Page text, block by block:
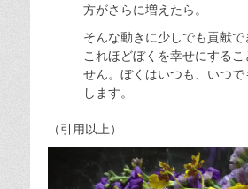
方がさらに増えたら。
そんな動きに少しでも貢献で
これほどぼくを幸せにするこ
せん。ぼくはいつも、いつで
します。
（引用以上）